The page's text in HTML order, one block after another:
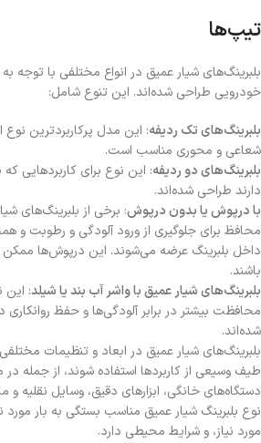
تیپ‌ها
بلبرینگ‌های شیار عمیق در انواع مختلفی با توجه
خودرویی طراحی شده‌اند. این تنوع شامل:
بلبرینگ‌های تک ردیفه: این مدل پرکاربردترین
شعاعی و محوری مناسب است.
بلبرینگ‌های دو ردیفه: این نوع برای کاربردهایی
دارند طراحی شده‌اند.
با درپوش یا بدون درپوش: برخی از بلبرینگ‌های
محافظ برای جلوگیری از ورود آلودگی و رطوبت و
داخل بلبرینگ عرضه می‌شوند. این درپوش‌ها
باشند.
بلبرینگ‌های شیار عمیق با واشر آب بند یا شیلد: این
محافظت بیشتر در برابر آلودگی‌ها و حفظ
شده‌اند.
بلبرینگ‌های شیار عمیق در ابعاد و تنظیمات
طیف وسیعی از کاربردها استفاده شوند، از جمله در
دستگاه‌های خانگی، ابزارهای دقیق، وسایل نقلیه
نوع بلبرینگ شیار عمیق مناسب بستگی به بار
مورد نیاز، و شرایط محیطی دارد.